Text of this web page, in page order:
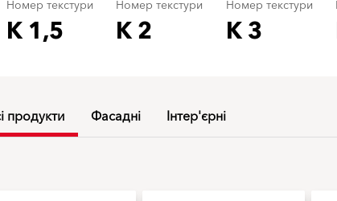
Номер текстури
K 1,5
Номер текстури
K 2
Номер текстури
K 3
продукти Фасадні Інтер'єрні